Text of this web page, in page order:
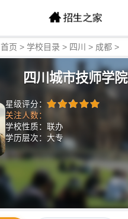
首页 > 学校目录 > 四川 > 成都 >
四川城市技师学院
星级评分：
关注人数：
学校性质：联办
学历层次：大专